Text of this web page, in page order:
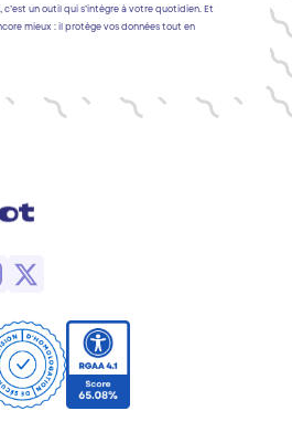
un outil qui s’intègre à votre quotidien. Et
mieux : il protège vos données tout en